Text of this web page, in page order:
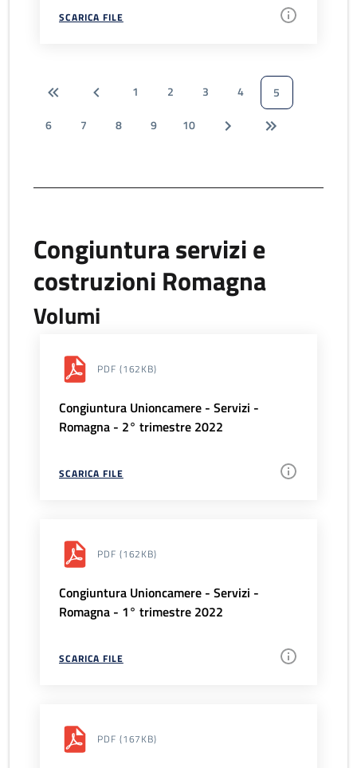
SCARICA FILE
1 2 3 4
5
6
7 8 9 10
Congiuntura servizi e
costruzioni Romagna
Volumi
PDF (162KB)
Congiuntura Unioncamere - Servizi -
Romagna - 2° trimestre 2022
SCARICA FILE
PDF (162KB)
Congiuntura Unioncamere - Servizi -
Romagna - 1° trimestre 2022
SCARICA FILE
PDF (167KB)